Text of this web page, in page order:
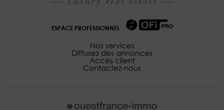
ESPACE PROFESSIONNEL
Nos services
Diffusez des annonces
Accès client
Contactez-nous